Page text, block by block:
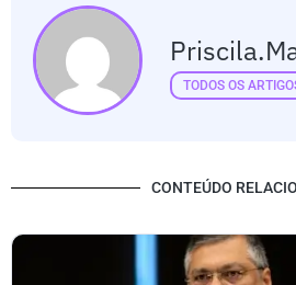
TODOS OS
CONTEÚDO